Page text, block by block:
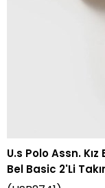
U.s Polo Assn.
Bel Basic 2'Li